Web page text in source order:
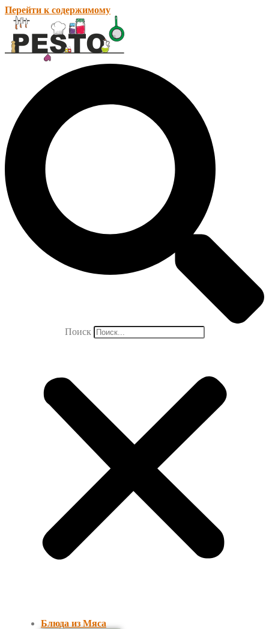
Перейти к содержимому
Поиск
Блюда из Мяса